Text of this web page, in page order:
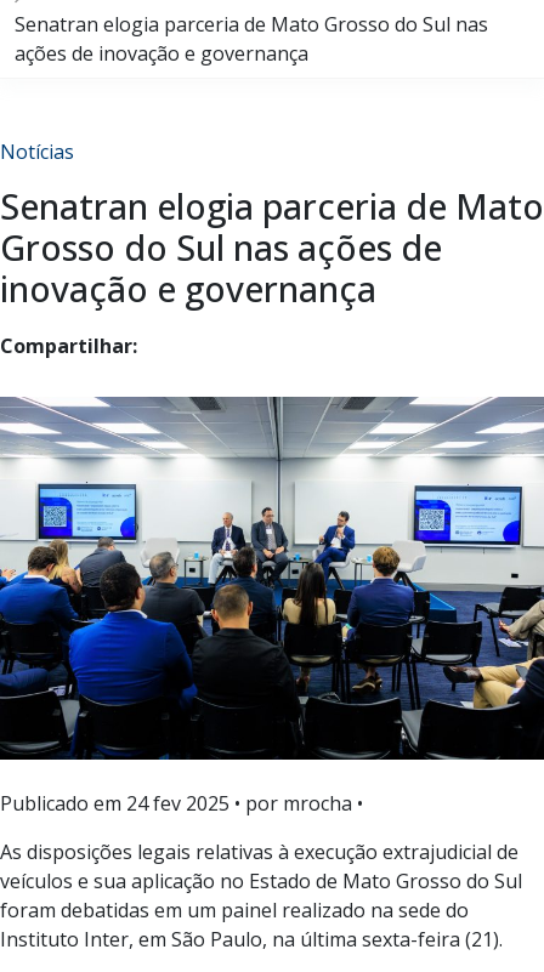
Senatran elogia parceria de Mato Grosso do Sul nas
ações de inovação e governança
Notícias
Senatran elogia parceria de Mato
Grosso do Sul nas ações de
inovação e governança
Compartilhar:
Publicado em 24 fev 2025 • por mrocha •
As disposições legais relativas à execução extrajudicial de
veículos e sua aplicação no Estado de Mato Grosso do Sul
foram debatidas em um painel realizado na sede do
Instituto Inter, em São Paulo, na última sexta-feira (21).